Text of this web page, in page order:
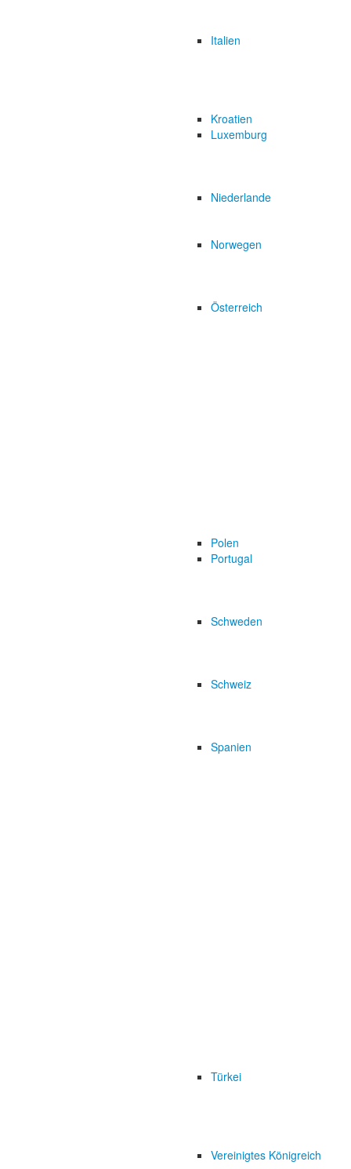
Italien
Kroatien
Luxemburg
Niederlande
Norwegen
Österreich
Polen
Portugal
Schweden
Schweiz
Spanien
Türkei
Vereinigtes Königreich